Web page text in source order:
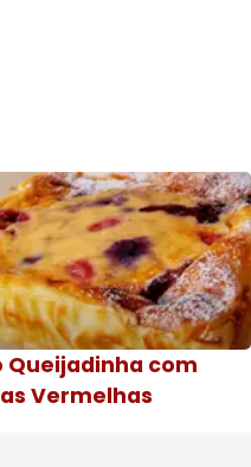
Queijadinha com
Vermelhas